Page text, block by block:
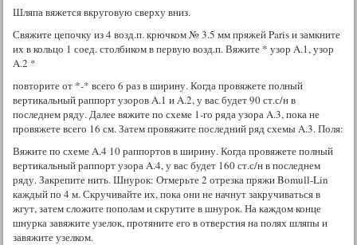
Шляпа вяжется вкруговую сверху вниз.
Свяжите цепочку из 4 возд.п. крючком № 3.5 мм пряжей Paris и замкните
их в кольцо 1 соед. столбиком в первую возд.п. Вяжите * узор A.1, узор
A.2 *
повторите от *-* всего 6 раз в ширину. Когда провяжете полный
вертикальный раппорт узоров A.1 и A.2, у вас будет 90 ст.с/н в
последнем ряду. Далее вяжите по схеме 1-го ряда узора A.3, пока не
провяжете всего 16 см. Затем провяжите последний ряд схемы A.3. Поля:
Вяжите по схеме A.4 10 раппортов в ширину. Когда провяжете полный
вертикальный раппорт узора A.4, у вас будет 160 ст.с/н в последнем
ряду. Закрепите нить. Шнурок: Отмерьте 2 отрезка пряжи Bomull-Lin
каждый по 4 м. Скручивайте их, пока они не начнут закручиваться в
жгут, затем сложите пополам и скрутите в шнурок. На каждом конце
шнурка завяжите узелок, протяните его в отверстия на полях шляпы и
завяжите узелком.